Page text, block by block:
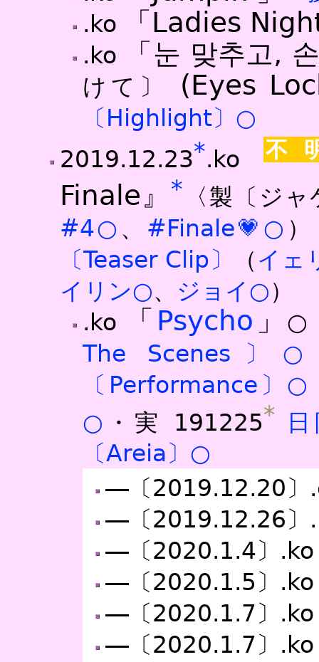
.ko
「Ladies
.ko 「눈 맞추고,
けて 〕 (Eyes
〔Highlight〕○
2019.12.23*.ko不
Finale』 * 〈製〔ジ
#4○ 、 #Finale💗○
〔Teaser Clip〕
（ イェ
イリン○、 ジョイ○）
.ko
「 Psycho 」
○
The Scenes〕○
〔Performance〕○
○ ・実 191225*
〔Areia〕○
―〔2019.12.20
―〔2019.12.26
―〔2020.1.4〕
―〔2020.1.5〕
―〔2020.1.7〕
―〔2020.1.7〕